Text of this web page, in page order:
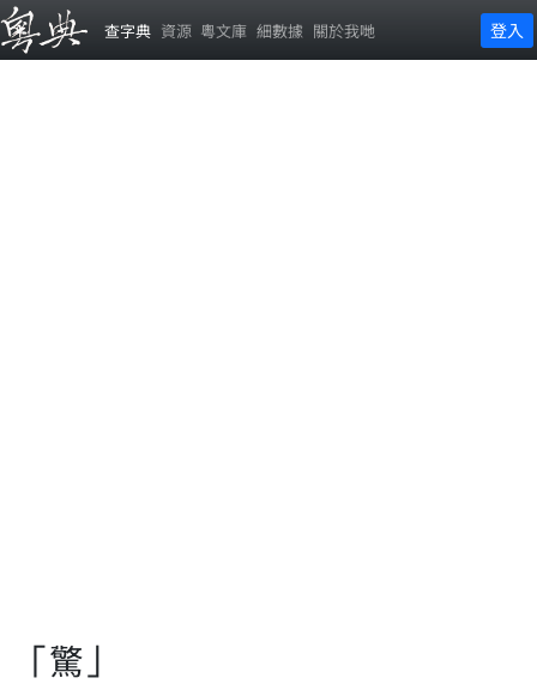
查字典 資源 粵文庫 細數據 關於我哋 登入
「驚」